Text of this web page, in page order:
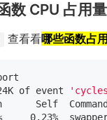
数 CPU 占用量
查看看哪些函数占
of event
Self
0.23%